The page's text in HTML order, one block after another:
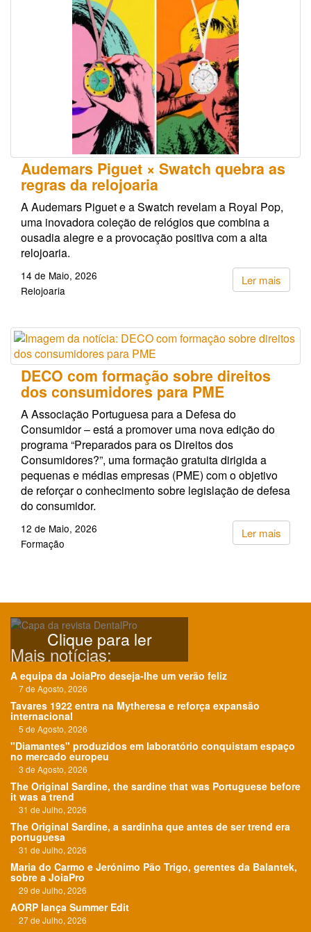
Audemars Piguet × Swatch quebra as
regras da relojoaria
A Audemars Piguet e a Swatch revelam a Royal Pop,
uma inovadora coleção de relógios que combina a
ousadia alegre e a provocação positiva com a alta
relojoaria.
Ler mais
14 de Maio, 2026
Relojoaria
DECO com formação sobre direitos
dos consumidores para PME
A Associação Portuguesa para a Defesa do
Consumidor – está a promover uma nova edição do
programa “Preparados para os Direitos dos
Consumidores?”, uma formação gratuita dirigida a
pequenas e médias empresas (PME) com o objetivo
de reforçar o conhecimento sobre legislação de defesa
do consumidor.
Ler mais
12 de Maio, 2026
Formação
Clique para ler
Mais notícias:
A equipa da JoiaPro deseja-lhe um verão feliz
7 de Agosto, 2026
Tavares 1922 entra na Mytheresa e reforça expansão
internacional
5 de Agosto, 2026
"Diamantes" produzidos em laboratório conquistam espaço
no mercado europeu
3 de Agosto, 2026
The Original Sardine, the sardine that was Portuguese before
it was a trend
31 de Julho, 2026
The Original Sardine, a sardinha que antes de ser trend era
portuguesa
31 de Julho, 2026
Maria do Carmo e Jerónimo Pão Trigo, gerentes da Balantek,
sobre a JoiaPro
29 de Julho, 2026
AORP lança Summer Edit
27 de Julho, 2026